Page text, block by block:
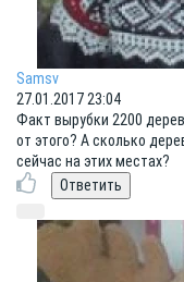
Samsv
27.01.2017 23:04
Факт вырубки 2200
от этого? А сколько
сейчас на этих местах?